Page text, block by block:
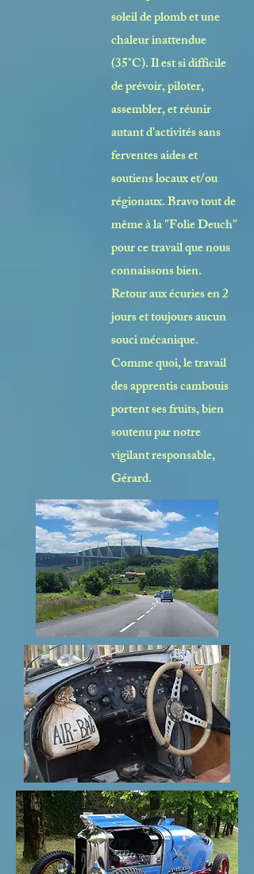
soleil de plomb et une
chaleur inattendue
(35°C). Il est si difficile
de prévoir, piloter,
assembler, et réunir
autant d'activités sans
ferventes aides et
soutiens locaux et/ou
régionaux. Bravo tout de
même à la "Folie Deuch"
pour ce travail que nous
connaissons bien.
Retour aux écuries en 2
jours et toujours aucun
souci mécanique.
Comme quoi, le travail
des apprentis cambouis
portent ses fruits, bien
soutenu par notre
vigilant responsable,
Gérard.